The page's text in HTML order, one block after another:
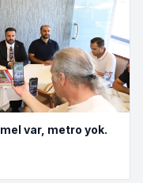
var, metro yok.